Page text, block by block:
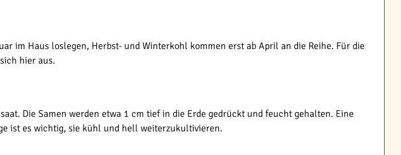
im Haus loslegen, Herbst- und Winterkohl kommen erst ab April an die Reihe. Für die
hier aus.
Die Samen werden etwa 1 cm tief in die Erde gedrückt und feucht gehalten. Eine
ist es wichtig, sie kühl und hell weiterzukultivieren.